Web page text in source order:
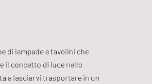
di lampade e tavolini che
il concetto di luce nello
a lasciarvi trasportare in un